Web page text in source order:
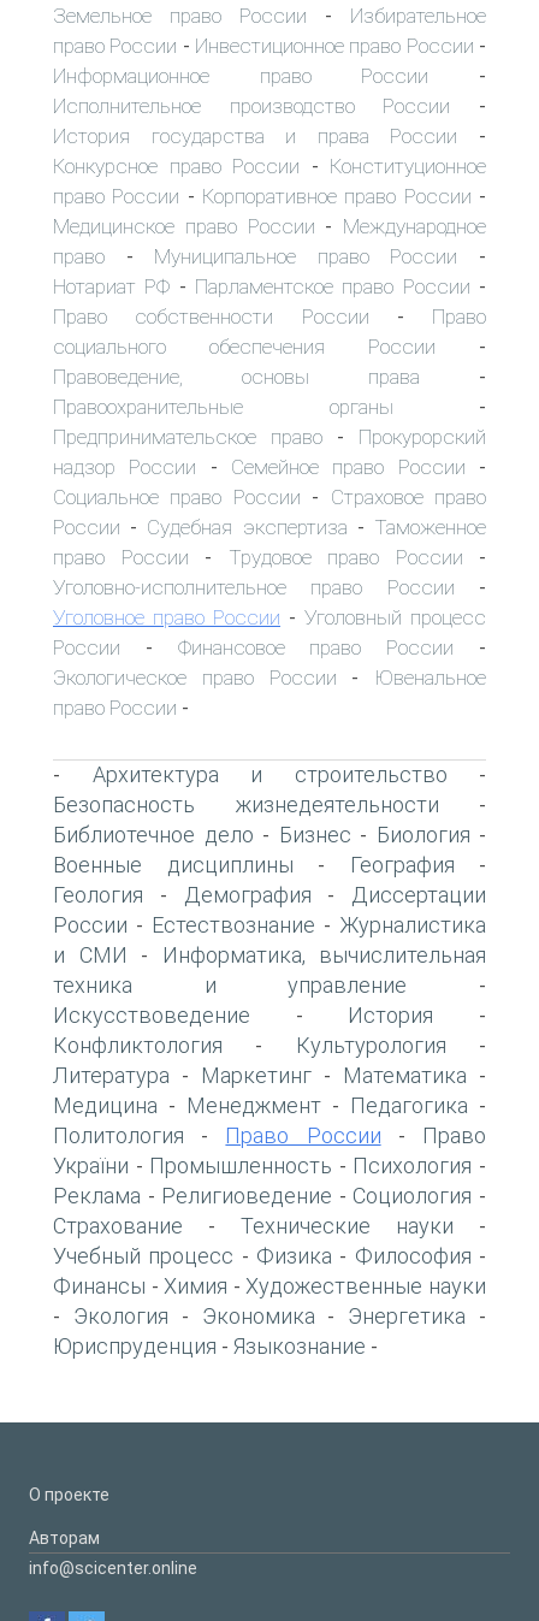
Земельное право России - Избирательное
право России - Инвестиционное право России -
Информационное право России -
Исполнительное производство России -
История государства и права России -
Конкурсное право России - Конституционное
право России - Корпоративное право России -
Медицинское право России - Международное
право - Муниципальное право России -
Нотариат РФ - Парламентское право России -
Право собственности России - Право
социального обеспечения России -
Правоведение, основы права -
Правоохранительные органы -
Предпринимательское право - Прокурорский
надзор России - Семейное право России -
Социальное право России - Страховое право
России - Судебная экспертиза - Таможенное
право России - Трудовое право России -
Уголовно-исполнительное право России -
Уголовное право России - Уголовный процесс
России - Финансовое право России -
Экологическое право России -
Ювенальное
право России -
- Архитектура и строительство -
Безопасность жизнедеятельности -
Библиотечное дело - Бизнес - Биология -
Военные дисциплины - География -
Геология - Демография -
Диссертации
России - Естествознание - Журналистика
и СМИ -
Информатика, вычислительная
техника и управление -
Искусствоведение - История -
Конфликтология - Культурология -
Литература - Маркетинг - Математика -
Медицина - Менеджмент - Педагогика -
Политология - Право России -
Право
України - Промышленность - Психология -
Реклама - Религиоведение - Социология -
Страхование - Технические науки -
Учебный процесс - Физика - Философия -
Финансы - Химия - Художественные науки
- Экология - Экономика - Энергетика -
Юриспруденция - Языкознание -
О проекте
Авторам
info@scicenter.online